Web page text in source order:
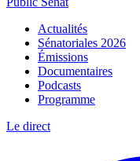
Actualités
Sénatoriales 2026
Émissions
Documentaires
Podcasts
Programme
Le direct